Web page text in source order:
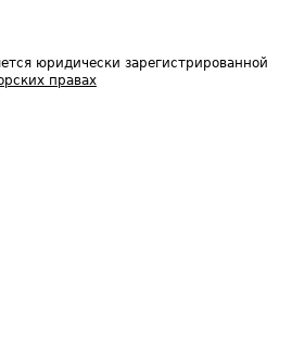
юридически зарегистрированной
правах